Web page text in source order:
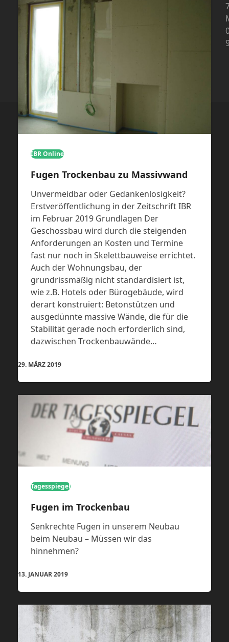
IBR Online
Fugen Trockenbau zu Massivwand
Unvermeidbar oder Gedankenlosigkeit?
Erstveröffentlichung in der Zeitschrift IBR
im Februar 2019 Grundlagen Der
Geschossbau wird durch die steigenden
Anforderungen an Kosten und Termine
fast nur noch in Skelettbauweise errichtet.
Auch der Wohnungsbau, der
grundrissmäßig nicht standardisiert ist,
wie z.B. Hotels oder Bürogebäude, wird
derart konstruiert: Betonstützen und
ausgedünnte massive Wände, die für die
Stabilität gerade noch erforderlich sind,
dazwischen Trockenbauwände…
29. MÄRZ 2019
Tagesspiegel
Fugen im Trockenbau
Senkrechte Fugen in unserem Neubau
beim Neubau – Müssen wir das
hinnehmen?
13. JANUAR 2019